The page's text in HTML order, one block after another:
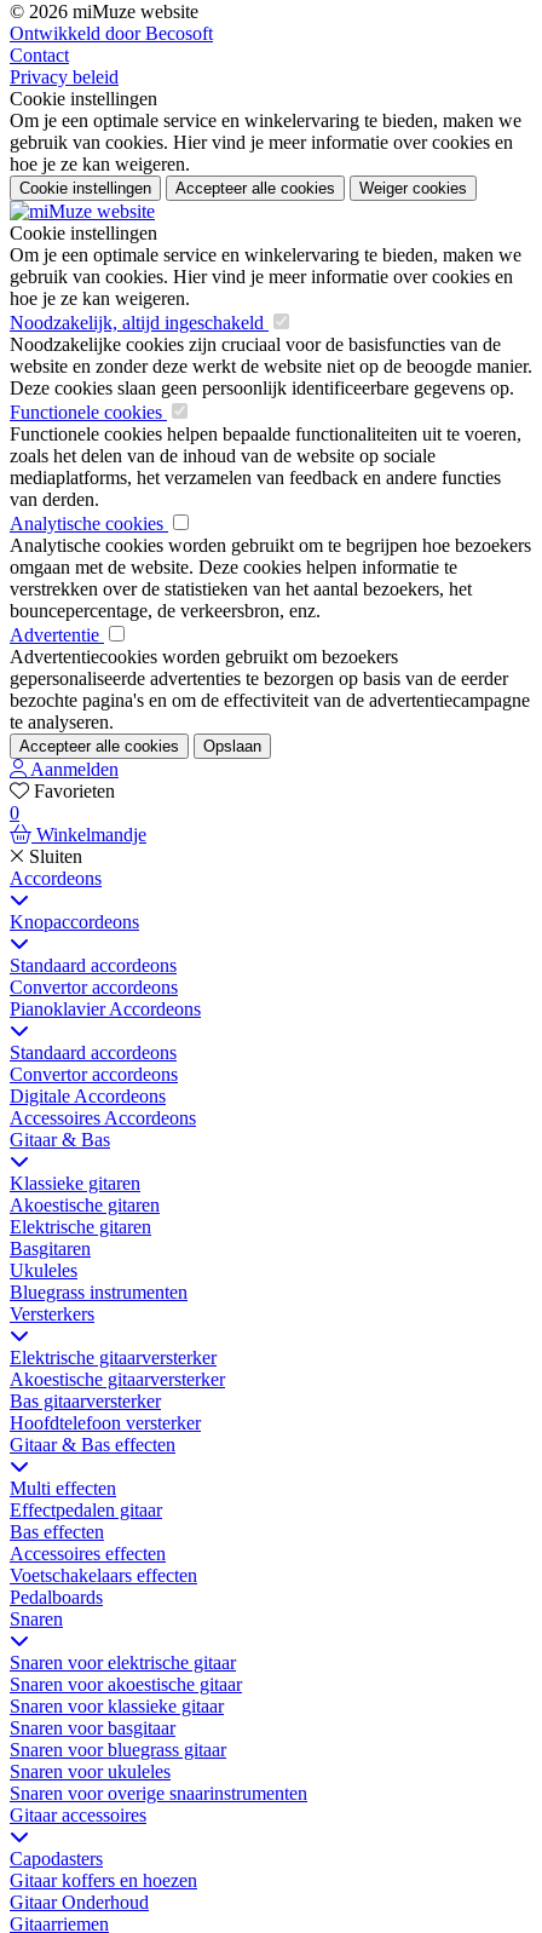
© 2026 miMuze website
Ontwikkeld door Becosoft
Contact
Privacy beleid
Cookie instellingen
Om je een optimale service en winkelervaring te bieden, maken we
gebruik van cookies. Hier vind je meer informatie over cookies en
hoe je ze kan weigeren.
Cookie instellingen Accepteer alle cookies Weiger cookies
Cookie instellingen
Om je een optimale service en winkelervaring te bieden, maken we
gebruik van cookies. Hier vind je meer informatie over cookies en
hoe je ze kan weigeren.
Noodzakelijk, altijd ingeschakeld
Noodzakelijke cookies zijn cruciaal voor de basisfuncties van de
website en zonder deze werkt de website niet op de beoogde manier.
Deze cookies slaan geen persoonlijk identificeerbare gegevens op.
Functionele cookies
Functionele cookies helpen bepaalde functionaliteiten uit te voeren,
zoals het delen van de inhoud van de website op sociale
mediaplatforms, het verzamelen van feedback en andere functies
van derden.
Analytische cookies
Analytische cookies worden gebruikt om te begrijpen hoe bezoekers
omgaan met de website. Deze cookies helpen informatie te
verstrekken over de statistieken van het aantal bezoekers, het
bouncepercentage, de verkeersbron, enz.
Advertentie
Advertentiecookies worden gebruikt om bezoekers
gepersonaliseerde advertenties te bezorgen op basis van de eerder
bezochte pagina's en om de effectiviteit van de advertentiecampagne
te analyseren.
Accepteer alle cookies Opslaan
Aanmelden
Favorieten
0
Winkelmandje
Sluiten
Accordeons
Knopaccordeons
Standaard accordeons
Convertor accordeons
Pianoklavier Accordeons
Standaard accordeons
Convertor accordeons
Digitale Accordeons
Accessoires Accordeons
Gitaar & Bas
Klassieke gitaren
Akoestische gitaren
Elektrische gitaren
Basgitaren
Ukuleles
Bluegrass instrumenten
Versterkers
Elektrische gitaarversterker
Akoestische gitaarversterker
Bas gitaarversterker
Hoofdtelefoon versterker
Gitaar & Bas effecten
Multi effecten
Effectpedalen gitaar
Bas effecten
Accessoires effecten
Voetschakelaars effecten
Pedalboards
Snaren
Snaren voor elektrische gitaar
Snaren voor akoestische gitaar
Snaren voor klassieke gitaar
Snaren voor basgitaar
Snaren voor bluegrass gitaar
Snaren voor ukuleles
Snaren voor overige snaarinstrumenten
Gitaar accessoires
Capodasters
Gitaar koffers en hoezen
Gitaar Onderhoud
Gitaarriemen